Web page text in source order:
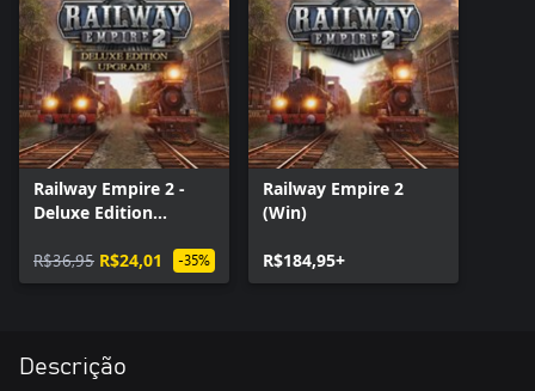
Railway Empire 2 -
Deluxe Edition
R$36,95 R$24,01 -35%
Railway Empire 2
(Win)
R$184,95+
Descrição